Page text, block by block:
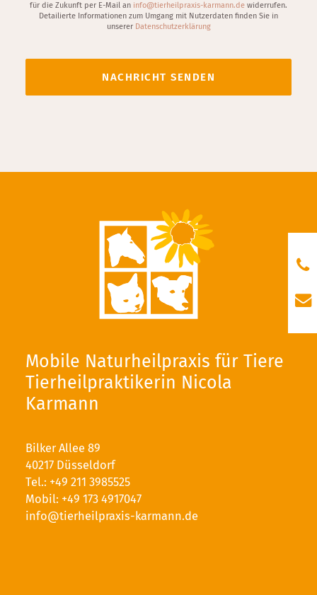
für die Zukunft per E-Mail an info@tierheilpraxis-karmann.de widerrufen.
Detailierte Informationen zum Umgang mit Nutzerdaten finden Sie in
unserer Datenschutzerklärung
Mobile Naturheilpraxis für Tiere
Tierheilpraktikerin Nicola
Karmann
Bilker Allee 89
40217 Düsseldorf
Tel.: +49 211 3985525
Mobil: +49 173 4917047
info@tierheilpraxis-karmann.de